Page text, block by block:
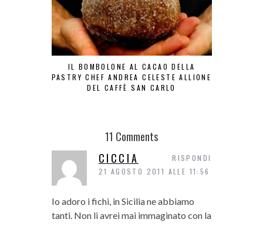
IL BOMBOLONE AL CACAO DELLA
PASTRY CHEF ANDREA CELESTE ALLIONE
DEL CAFFÈ SAN CARLO
11 Comments
CICCIA
21 AGOSTO 2011 ALLE 11:56
Io adoro i fichi, in Sicilia ne abbiamo
tanti. Non li avrei mai immaginato con la
RISPONDI